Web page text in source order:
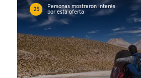
25
Personas mostraron interés
por esta oferta